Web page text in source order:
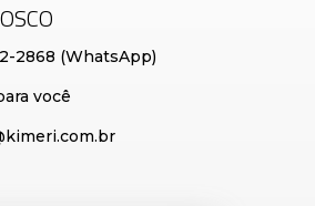
2868 (WhatsApp)
você